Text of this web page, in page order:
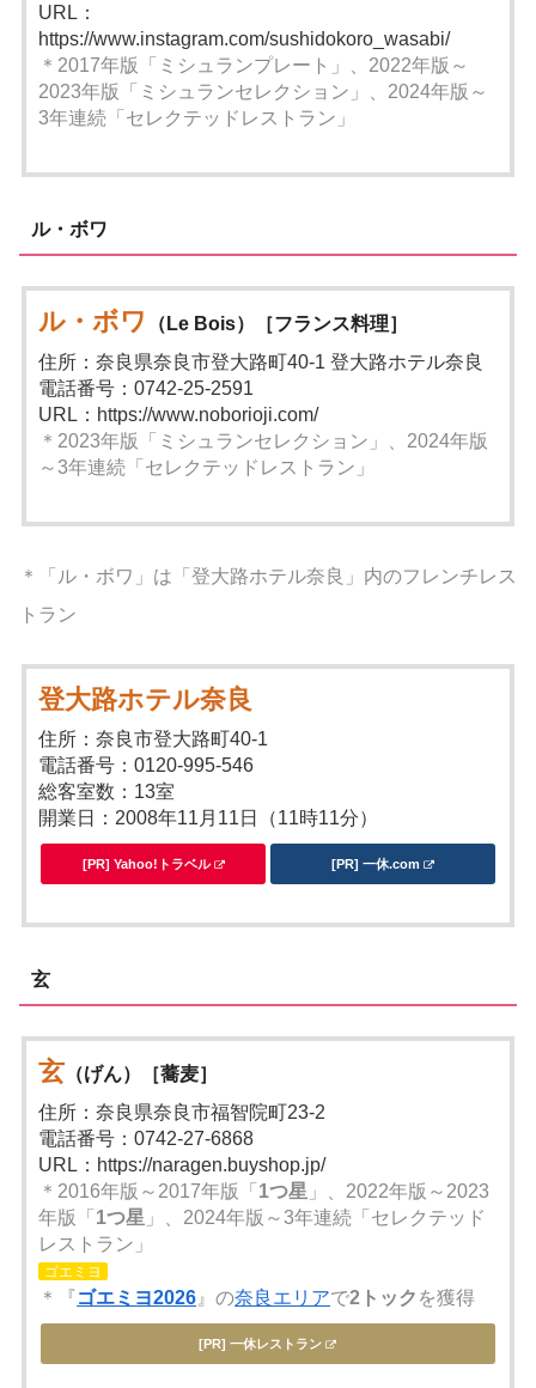
URL：
https://www.instagram.com/sushidokoro_wasabi/
＊2017年版「ミシュランプレート」、2022年版～
2023年版「ミシュランセレクション」、2024年版～
3年連続「セレクテッドレストラン」
ル・ボワ
ル・ボワ
（Le Bois）［フランス料理］
住所：奈良県奈良市登大路町40-1 登大路ホテル奈良
電話番号：0742-25-2591
URL：https://www.noborioji.com/
＊2023年版「ミシュランセレクション」、2024年版
～3年連続「セレクテッドレストラン」
＊「ル・ボワ」は「登大路ホテル奈良」内のフレンチレス
トラン
登大路ホテル奈良
住所：奈良市登大路町40-1
電話番号：0120-995-546
総客室数：13室
開業日：2008年11月11日（11時11分）
[PR] Yahoo!トラベル [PR] 一休.com
玄
玄 （げん）［蕎麦］
住所：奈良県奈良市福智院町23-2
電話番号：0742-27-6868
URL：https://naragen.buyshop.jp/
＊2016年版～2017年版「 1つ星 」、2022年版～2023
年版「 1つ星 」、2024年版～3年連続「セレクテッド
レストラン」
ゴエミヨ
＊『 ゴエミヨ2026 』の奈良エリアで2トック を獲得
[PR] 一休レストラン